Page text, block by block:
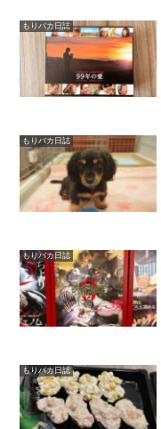
もりバカ日誌
もりバカ日誌
もりバカ日誌
もりバカ日誌